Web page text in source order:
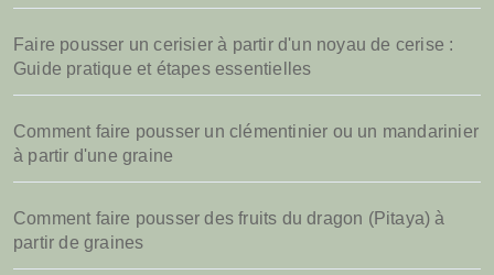
Faire pousser un cerisier à partir d'un noyau de cerise :
Guide pratique et étapes essentielles
Comment faire pousser un clémentinier ou un mandarinier
à partir d'une graine
Comment faire pousser des fruits du dragon (Pitaya) à
partir de graines